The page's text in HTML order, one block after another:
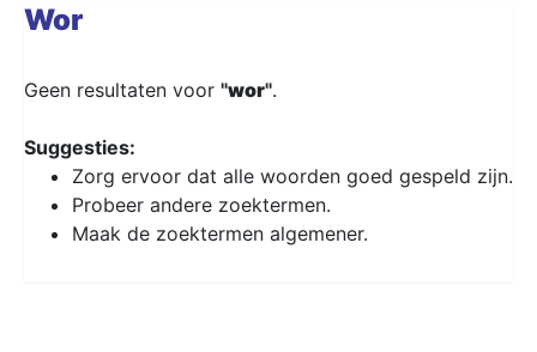
Wor
Geen resultaten voor "wor".
Suggesties:
Zorg ervoor dat alle woorden goed gespeld zijn.
Probeer andere zoektermen.
Maak de zoektermen algemener.